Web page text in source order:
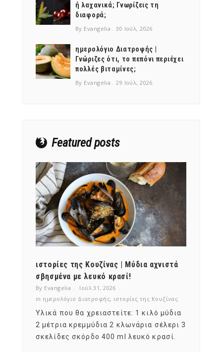
ή λαχανικά; Γνωρίζεις τη
διαφορά;
By Evangelia 30 Ιούλ, 2026
ημερολόγιο Διατροφής |
Γνώριζες ότι, το πεπόνι περιέχει
πολλές βιταμίνες;
By Evangelia 29 Ιούλ, 2026
Featured posts
ιστορίες της Κουζίνας | Μύδια αχνιστά
σβησμένα με λευκό κρασί!
By Evangelia
Ιούλ 31, 2026
in ημερολόγιο Διατροφής, ιστορίες της Κουζίνας
Υλικά που θα χρειαστείτε: 1 κιλό μύδια
2 μέτρια κρεμμύδια 2 κλωνάρια σέλερι 3
σκελίδες σκόρδο 400 ml λευκό κρασί.